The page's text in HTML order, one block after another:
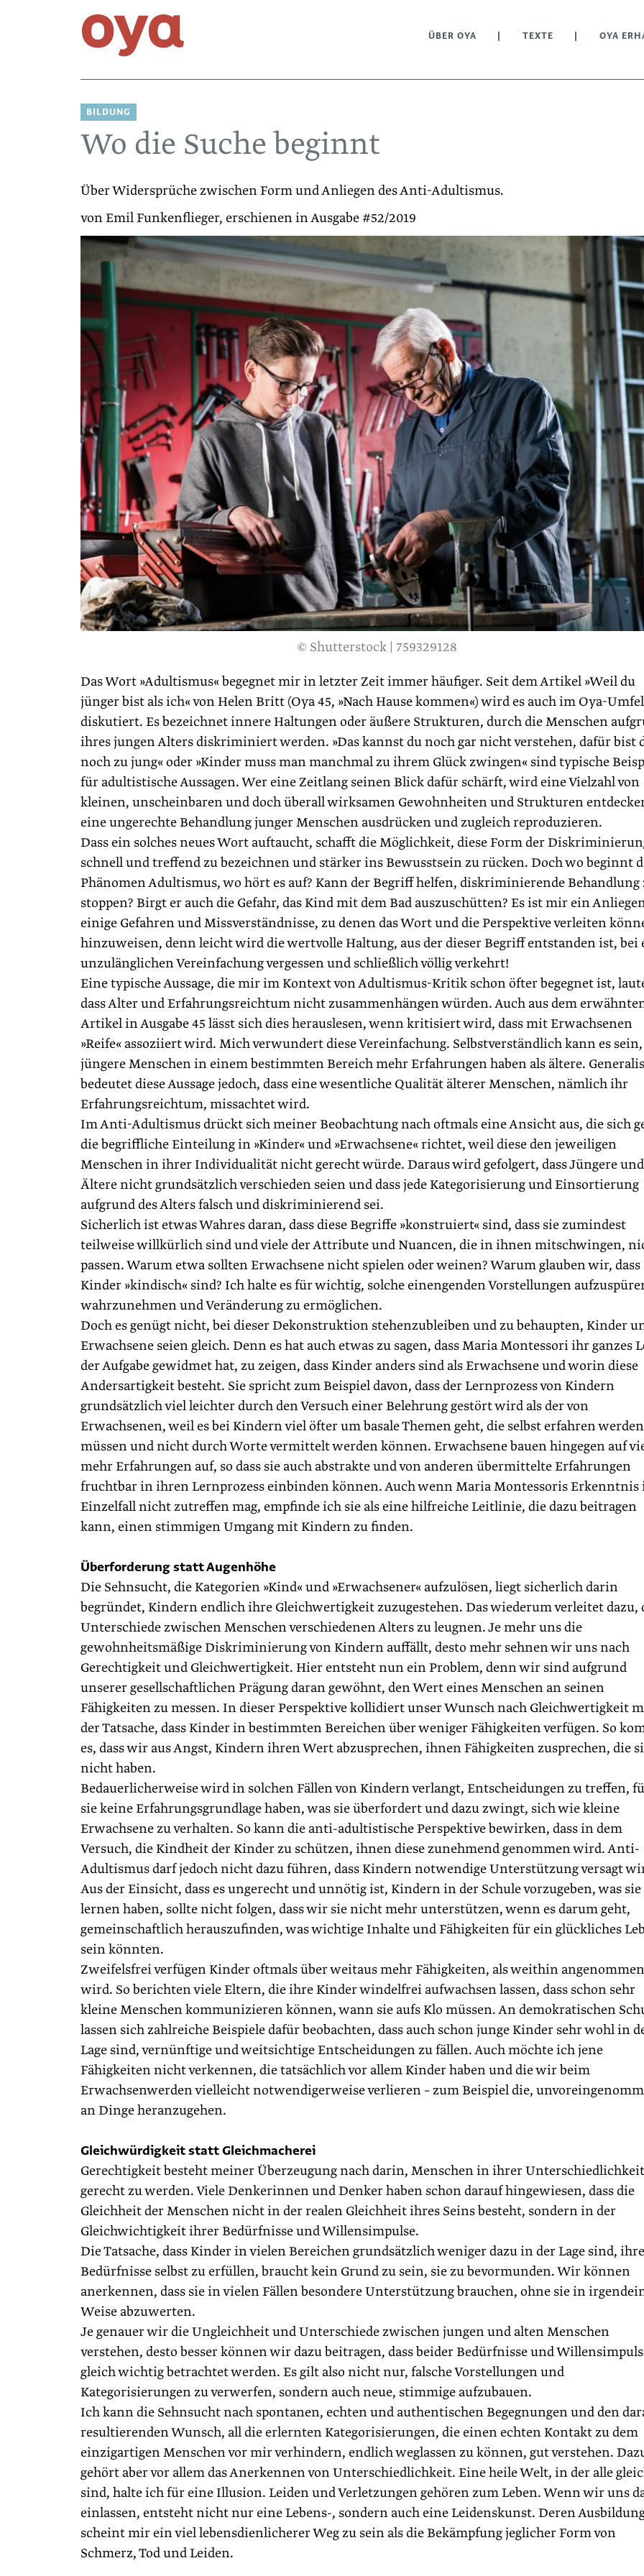
ÜBER OYA TEXTE OYA
BILDUNG
Wo die Suche beginnt
Über Widersprüche zwischen Form und Anliegen des Anti-Adultismus.
von Emil Funkenflieger, erschienen in Ausgabe #52/2019
© Shutterstock | 759329128
Das Wort »Adultismus« begegnet mir in letzter Zeit immer häufiger. Seit dem Artikel »Weil du
jünger bist als ich« von Helen Britt (Oya 45, »Nach Hause kommen«) wird es auch im Oya-
diskutiert. Es bezeichnet innere Haltungen oder äußere Strukturen, durch die Menschen
ihres jungen Alters diskriminiert werden. »Das kannst du noch gar nicht verstehen, dafür bist
noch zu jung« oder »Kinder muss man manchmal zu ihrem Glück zwingen« sind typische
für adultistische Aussagen. Wer eine Zeitlang seinen Blick dafür schärft, wird eine Vielzahl von
kleinen, unscheinbaren und doch überall wirksamen Gewohnheiten und Strukturen
eine ungerechte Behandlung junger Menschen ausdrücken und zugleich reproduzieren.
Dass ein solches neues Wort auftaucht, schafft die Möglichkeit, diese Form der
schnell und treffend zu bezeichnen und stärker ins Bewusstsein zu rücken. Doch wo beginnt
Phänomen Adultismus, wo hört es auf? Kann der Begriff helfen, diskriminierende Behandlung
stoppen? Birgt er auch die Gefahr, das Kind mit dem Bad auszuschütten? Es ist mir ein
einige Gefahren und Missverständnisse, zu denen das Wort und die Perspektive verleiten
hinzuweisen, denn leicht wird die wertvolle Haltung, aus der dieser Begriff entstanden ist, bei
unzulänglichen Vereinfachung vergessen und schließlich völlig verkehrt!
Eine typische Aussage, die mir im Kontext von Adultismus-Kritik schon öfter begegnet ist,
dass Alter und Erfahrungsreichtum nicht zusammenhängen würden. Auch aus dem
Artikel in Ausgabe 45 lässt sich dies herauslesen, wenn kritisiert wird, dass mit Erwachsenen
»Reife« assoziiert wird. Mich verwundert diese Vereinfachung. Selbstverständlich kann es sein,
jüngere Menschen in einem bestimmten Bereich mehr Erfahrungen haben als ältere.
bedeutet diese Aussage jedoch, dass eine wesentliche Qualität älterer Menschen, nämlich ihr
Erfahrungsreichtum, missachtet wird.
Im Anti-Adultismus drückt sich meiner Beobachtung nach oftmals eine Ansicht aus, die sich
die begriffliche Einteilung in »Kinder« und »Erwachsene« richtet, weil diese den jewei­ligen
Menschen in ihrer Individualität nicht gerecht würde. Daraus wird gefolgert, dass Jüngere und
Ältere nicht grundsätzlich verschieden seien und dass jede Kategorisierung und Einsortierung
aufgrund des Alters falsch und diskriminierend sei.
Sicherlich ist etwas Wahres daran, dass diese Begriffe »konstruiert« sind, dass sie zumindest
teilweise willkürlich sind und viele der Attribute und Nuancen, die in ihnen mitschwingen,
passen. Warum etwa sollten Erwachsene nicht spielen oder weinen? Warum glauben wir, dass
Kinder »kindisch« sind? Ich halte es für wichtig, solche einengenden Vorstellungen
wahrzunehmen und Veränderung zu ermöglichen.
Doch es genügt nicht, bei dieser Dekonstruktion stehenzubleiben und zu behaupten, Kinder
Erwachsene seien gleich. Denn es hat auch etwas zu sagen, dass Maria Montessori ihr ganzes
der Aufgabe gewidmet hat, zu zeigen, dass Kinder anders sind als Erwachsene und worin diese
Andersartigkeit besteht. Sie spricht zum Beispiel davon, dass der Lernprozess von Kindern
grundsätzlich viel leichter durch den Versuch einer Belehrung gestört wird als der von
Erwachsenen, weil es bei Kindern viel öfter um basale Themen geht, die selbst erfahren werden
müssen und nicht durch Worte vermittelt werden können. Erwach­sene bauen hingegen auf
mehr Erfahrungen auf, so dass sie auch abstrakte und von anderen übermittelte Erfahrungen
fruchtbar in ihren Lernprozess einbinden können. Auch wenn Maria Montessoris Erkenntnis
Einzelfall nicht zutreffen mag, empfinde ich sie als eine hilfreiche Leitlinie, die dazu beitragen
kann, einen stimmigen Umgang mit Kindern zu finden.
Überforderung statt Augenhöhe
Die Sehnsucht, die Kategorien »Kind« und »Erwachsener« aufzulösen, liegt sicherlich darin
begründet, Kindern endlich ihre Gleichwertigkeit zuzugestehen. Das wiederum verleitet dazu,
Unterschiede zwischen Menschen verschiedenen Alters zu leugnen. Je mehr uns die
gewohnheitsmäßige Diskriminierung von Kindern auffällt, desto mehr sehnen wir uns nach
Gerechtigkeit und Gleichwertigkeit. Hier entsteht nun ein Problem, denn wir sind aufgrund
unserer gesellschaftlichen Prägung daran gewöhnt, den Wert eines Menschen an seinen
Fähigkeiten zu messen. In dieser Perspektive kollidiert unser Wunsch nach Gleichwertigkeit
der Tatsache, dass Kinder in bestimmten Bereichen über weniger Fähigkeiten verfügen. So
es, dass wir aus Angst, Kindern ihren Wert abzusprechen, ihnen Fähigkeiten zusprechen, die
nicht haben.
Bedauerlicherweise wird in solchen Fällen von Kindern verlangt, Entscheidungen zu treffen,
sie keine Erfahrungsgrundlage haben, was sie überfordert und dazu zwingt, sich wie kleine
Erwachsene zu verhalten. So kann die anti-adultistische Perspektive bewirken, dass in dem
Versuch, die Kindheit der Kinder zu schützen, ihnen diese zunehmend genommen wird. Anti-
Adultismus darf jedoch nicht dazu führen, dass Kindern notwendige Unterstützung versagt
Aus der Einsicht, dass es ungerecht und unnötig ist, Kindern in der Schule vorzugeben, was
lernen haben, sollte nicht folgen, dass wir sie nicht mehr unterstützen, wenn es darum geht,
gemeinschaftlich herauszufinden, was wichtige Inhalte und Fähigkeiten für ein glückliches
sein könnten.
Zweifelsfrei verfügen Kinder oftmals über weitaus mehr Fähigkeiten, als weithin angenommen
wird. So berichten viele Eltern, die ihre Kinder windelfrei aufwachsen lassen, dass schon sehr
kleine Menschen kommunizieren können, wann sie aufs Klo müssen. An demokratischen
lassen sich zahlreiche Beispiele dafür beobachten, dass auch schon junge Kinder sehr wohl in
Lage sind, vernünftige und weitsichtige Entscheidungen zu fällen. Auch möchte ich jene
Fähigkeiten nicht verkennen, die tatsächlich vor allem Kinder haben und die wir beim
Erwachsenwerden vielleicht notwendigerweise verlieren – zum Beispiel die,
an Dinge heranzugehen.
Gleichwürdigkeit statt Gleichmacherei
Gerechtigkeit besteht meiner Überzeugung nach darin, Menschen in ihrer Unterschiedlichkeit
gerecht zu werden. Viele Denke­rinnen und Denker haben schon darauf hingewiesen, dass die
Gleichheit der Menschen nicht in der realen Gleichheit ihres Seins besteht, sondern in der
Gleichwichtigkeit ihrer Bedürfnisse und Willensimpulse.
Die Tatsache, dass Kinder in vielen Bereichen grundsätzlich weniger dazu in der Lage sind, ihre
Bedürfnisse selbst zu erfüllen, braucht kein Grund zu sein, sie zu bevormunden. Wir können
anerkennen, dass sie in vielen Fällen besondere Unterstützung brauchen, ohne sie in
Weise abzuwerten.
Je genauer wir die Ungleichheit und Unterschiede zwischen jungen und alten Menschen
verstehen, desto besser können wir dazu beitragen, dass beider Bedürfnisse und
gleich wichtig betrachtet werden. Es gilt also nicht nur, falsche Vorstellungen und
Kategorisierungen zu verwerfen, sondern auch neue, stimmige aufzubauen.
Ich kann die Sehnsucht nach spontanen, echten und authentischen Begegnungen und den
resultierenden Wunsch, all die erlernten Kategorisierungen, die einen echten Kontakt zu dem
einzigartigen Menschen vor mir verhindern, endlich weglassen zu können, gut verstehen.
gehört aber vor allem das Anerkennen von Unterschiedlichkeit. Eine heile Welt, in der alle
sind, halte ich für eine Illusion. Leiden und Verletzungen gehören zum Leben. Wenn wir uns
einlassen, entsteht nicht nur eine Lebens-, sondern auch eine Leidenskunst. Deren
scheint mir ein viel lebensdienlicherer Weg zu sein als die Bekämpfung jeglicher Form von
Schmerz, Tod und Leiden.